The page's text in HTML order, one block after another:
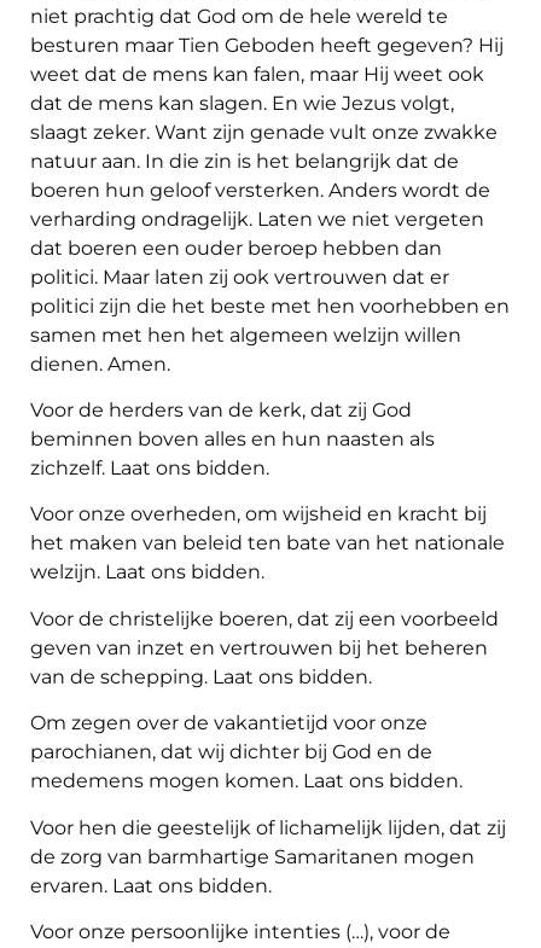
niet prachtig dat God om de hele wereld te
besturen maar Tien Geboden heeft gegeven? Hij
weet dat de mens kan falen, maar Hij weet ook
dat de mens kan slagen. En wie Jezus volgt,
slaagt zeker. Want zijn genade vult onze zwakke
natuur aan. In die zin is het belangrijk dat de
boeren hun geloof versterken. Anders wordt de
verharding ondragelijk. Laten we niet vergeten
dat boeren een ouder beroep hebben dan
politici. Maar laten zij ook vertrouwen dat er
politici zijn die het beste met hen voorhebben en
samen met hen het algemeen welzijn willen
dienen. Amen.
Voor de herders van de kerk, dat zij God
beminnen boven alles en hun naasten als
zichzelf. Laat ons bidden.
Voor onze overheden, om wijsheid en kracht bij
het maken van beleid ten bate van het nationale
welzijn. Laat ons bidden.
Voor de christelijke boeren, dat zij een voorbeeld
geven van inzet en vertrouwen bij het beheren
van de schepping. Laat ons bidden.
Om zegen over de vakantietijd voor onze
parochianen, dat wij dichter bij God en de
medemens mogen komen. Laat ons bidden.
Voor hen die geestelijk of lichamelijk lijden, dat zij
de zorg van barmhartige Samaritanen mogen
ervaren. Laat ons bidden.
Voor onze persoonlijke intenties (…), voor de